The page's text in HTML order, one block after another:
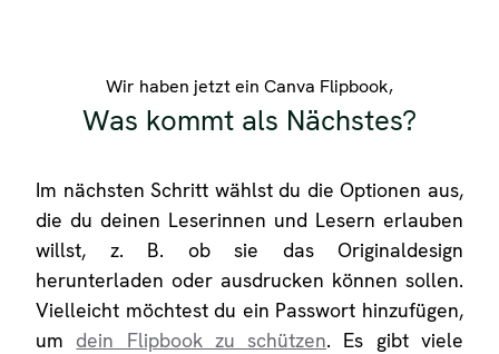
Wir haben jetzt ein Canva Flipbook,
Was kommt als Nächstes?
Im nächsten Schritt wählst du die Optionen aus,
die du deinen Leserinnen und Lesern erlauben
willst, z. B. ob sie das Originaldesign
herunterladen oder ausdrucken können sollen.
Vielleicht möchtest du ein Passwort hinzufügen,
um dein Flipbook zu schützen. Es gibt viele